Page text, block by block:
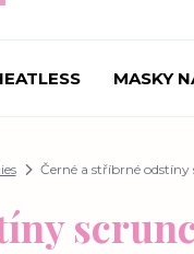
MASKY
Černé a stříbrné odstíny